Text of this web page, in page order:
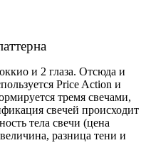
и 2 глаза. Отсюда и
Price Action и
тремя свечами,
свечей происходит
тела свечи (цена
разница тени и